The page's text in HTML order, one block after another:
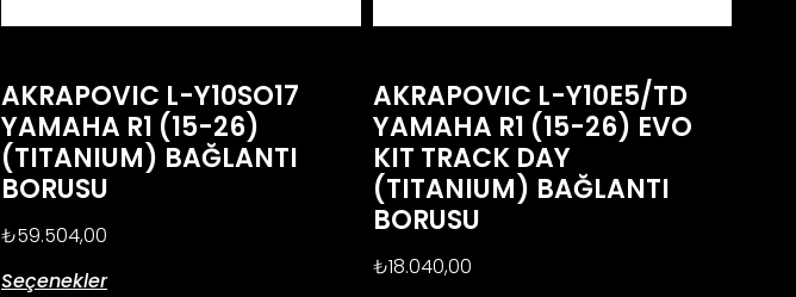
AKRAPOVIC L-Y10SO17
YAMAHA R1 (15-26)
(TITANIUM) BAĞLANTI
BORUSU
₺59.504,00
Seçenekler
AKRAPOVIC L-Y10E5/TD
YAMAHA R1 (15-26) EVO
KIT TRACK DAY
(TITANIUM) BAĞLANTI
BORUSU
₺18.040,00